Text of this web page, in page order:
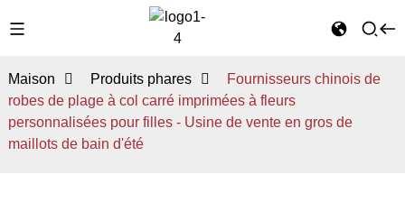
Maison Produits phares
Fournisseurs chinois de
robes de plage à col carré imprimées à fleurs
personnalisées pour filles - Usine de vente en gros de
maillots de bain d'été